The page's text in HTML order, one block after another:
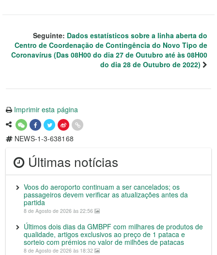
Seguinte: Dados estatísticos sobre a linha aberta do
Centro de Coordenação de Contingência do Novo Tipo de
Coronavírus (Das 08H00 do dia 27 de Outubro até às 08H00
do dia 28 de Outubro de 2022)
Imprimir esta página
NEWS-1-3-638168
Últimas notícias
Voos do aeroporto continuam a ser cancelados; os
passageiros devem verificar as atualizações antes da
partida
8 de Agosto de 2026 às 22:56
Últimos dois dias da GMBPF com milhares de produtos de
qualidade, artigos exclusivos ao preço de 1 pataca e
sorteio com prémios no valor de milhões de patacas
8 de Agosto de 2026 às 18:32